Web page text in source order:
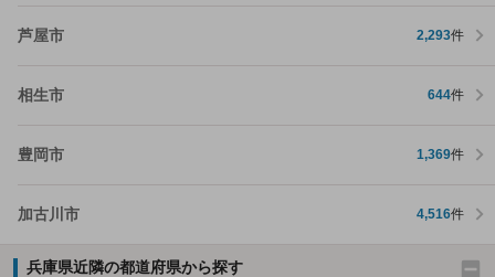
芦屋市 2,293件
相生市 644件
豊岡市 1,369件
加古川市 4,516件
兵庫県近隣の都道府県から探す